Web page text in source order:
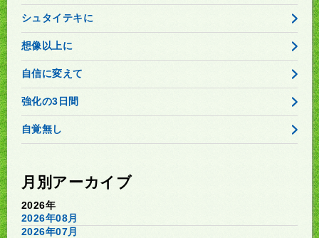
シュタイテキに
想像以上に
自信に変えて
強化の3日間
自覚無し
月別アーカイブ
2026年
2026年08月
2026年07月